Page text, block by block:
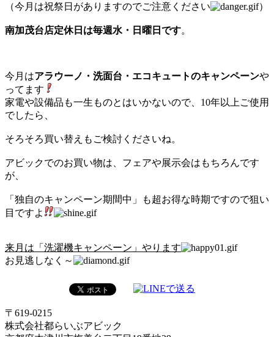
（今月は祝祭日がありますのでご注意ください ）
南加茂台店定休日は毎週水・日曜日です。
今月はアラウーノ・洗面台・エコキュートのキャンペーンや
ってます
家電や設備品も一生ものとはいかないので、10年以上ご使用
でしたら、
そろそろ買い替えもご検討くださいね。
アビックでのお買い物は、フェアや展示会はもちろんです
が、
「独自のキャンペーン期間中」も超お得な時期ですので狙い
目ですよ
来月は「洗濯機キャンペーン」やります
お見逃しなく～
〒619-0215
株式会社都らいぶアビック